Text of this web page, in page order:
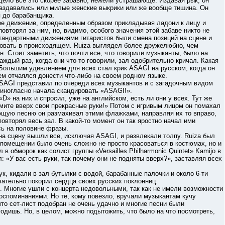
или милые женские выкрики или же вообще тишина. Он
до барабанщика.
определенным образом прикладывая ладони к лицу и
за ним, но, видимо, особого значения этой забаве никто не
движениями гитаристов были смена позиций на сцене и
в происходящем. Ruiza выглядел более дружелюбно, чем
Стоит заметить, что почти все, что говорили музыканты, было на
раз, когда они что-то говорили, зал одобрительно кричал. Какая
удивлением для всех стал крик ASAGI на русском, когда он
донести что-либо на своем родном языке.
по очереди всех музыкантов и с загадочным видом
начала скандировать «ASAGI!».
них и спросил, уже на английском, есть ли они у всех. Тут же
вверх свои прекрасные руки!» Потом с игривым лицом он помахал
песню он размахивал этими флажками, направляя их то вправо,
весь зал. В какой-то момент он так яростно начал ими
на половине фразы.
вышли все, исключая ASAGI, и развлекали толпу. Ruiza был
было очень сложно не просто красоваться в костюмах, но и
обморок как солист группы «Versailles Philharmonic Quintet» Kamijo в
вас есть руки, так почему они не подняты вверх?», заставляя всех
в зал бутылки с водой, барабанные палочки и около 6-ти
покорил сердца своих русских поклонниц.
ушли с концерта недовольными, так как не имели возможности
Но те, кому повезло, вручали музыкантам кучу
сет-лист подобран не очень удачно и многие песни были
Но, в целом, можно подытожить, что было на что посмотреть,